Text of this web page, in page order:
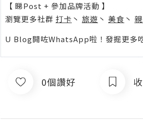
【 睇Post + 參加品牌活動 】
瀏覽更多社群 打卡 丶 旅遊 丶 美食 丶
U Blog開咗WhatsApp啦！發掘更多
0個讚好